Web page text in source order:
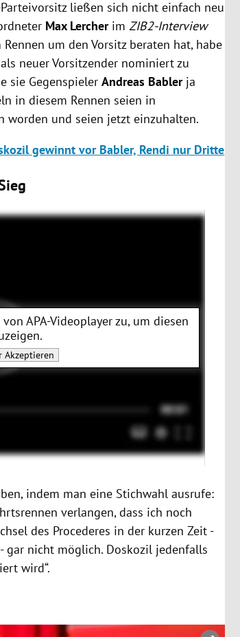
ließen sich nicht einfach neu
Max LercherimZIB2-Interview
Rennen um den Vorsitz beraten hat, habe
neuer Vorsitzender nominiert zu
sie GegenspielerAndreas Bablerja
in diesem Rennen seien in
worden und seien jetzt einzuhalten.
gewinnt vor Babler, Rendi nur Dritte
von APA-Videoplayerzu, um diesen
Akzeptieren
indem man eine Stichwahl ausrufe:
verlangen, dass ich noch
des Procederes in der kurzen Zeit -
gar nicht möglich. Doskozil jedenfalls
wird“.